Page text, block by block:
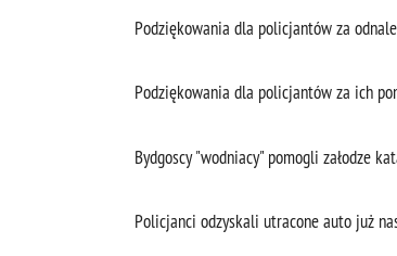
Podziękowania dla policjantów za
Podziękowania dla policjantów za ich
Bydgoscy "wodniacy" pomogli załodze
Policjanci odzyskali utracone auto już